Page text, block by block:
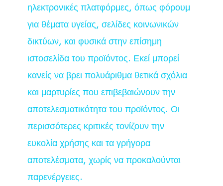
ηλεκτρονικές πλατφόρμες, όπως φόρουμ
για θέματα υγείας, σελίδες κοινωνικών
δικτύων, και φυσικά στην επίσημη
ιστοσελίδα του προϊόντος. Εκεί μπορεί
κανείς να βρει πολυάριθμα θετικά σχόλια
και μαρτυρίες που επιβεβαιώνουν την
αποτελεσματικότητα του προϊόντος. Οι
περισσότερες κριτικές τονίζουν την
ευκολία χρήσης και τα γρήγορα
αποτελέσματα, χωρίς να προκαλούνται
παρενέργειες.